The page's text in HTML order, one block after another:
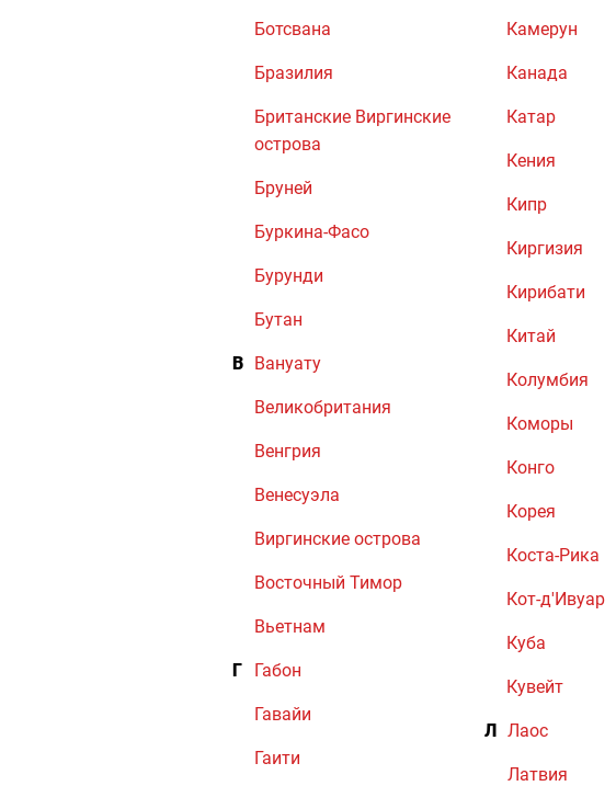
Ботсвана
Бразилия
Британские Виргинские
острова
Бруней
Буркина-Фасо
Бурунди
Бутан
В Вануату
Великобритания
Венгрия
Венесуэла
Виргинские острова
Восточный Тимор
Вьетнам
Г Габон
Гавайи
Гаити
Камерун
Канада
Катар
Кения
Кипр
Киргизия
Кирибати
Китай
Колумбия
Коморы
Конго
Корея
Коста-Рика
Кот-д'Ивуар
Куба
Кувейт
Л Лаос
Латвия